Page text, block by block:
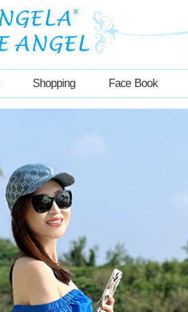
Shopping Face Book